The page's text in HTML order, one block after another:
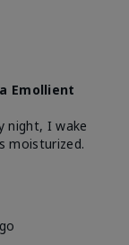
Emollient
night, I wake
moisturized.